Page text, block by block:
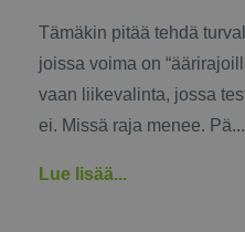
Tämäkin pitää tehdä
joissa voima on
vaan liikevalinta, jossa
ei. Missä raja menee. Pä...
Lue lisää...